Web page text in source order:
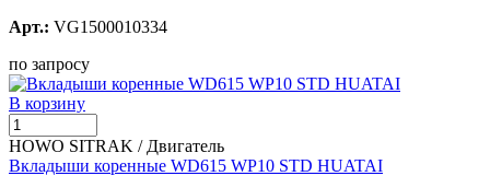
Арт.: VG1500010334
по запросу
В корзину
HOWO SITRAK / Двигатель
Вкладыши коренные WD615 WP10 STD HUATAI